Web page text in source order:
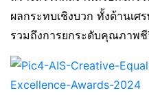
ผลกระทบเชิงบวก ทั้งด้านเ
รวมถึงการยกระดับคุณภาพ